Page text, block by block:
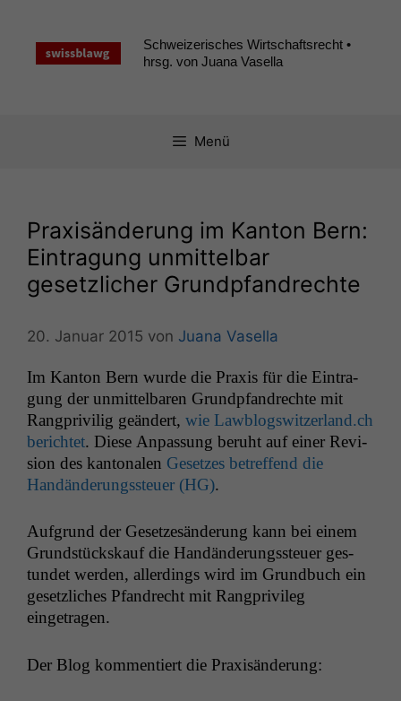
springen
Schweizerisches Wirtschaftsrecht •
hrsg. von Juana Vasella
Menü
Praxisänderung im Kanton Bern:
Eintragung unmittelbar
gesetzlicher Grundpfandrechte
20. Januar 2015 von Juana Vasella
Im Kan­ton Bern wurde die Prax­is für die Ein­tra­
gung der unmit­tel­baren Grundp­fan­drechte mit
Rang­priv­ilig geän­dert, wie Lawblogswitzerland.ch
berichtet. Diese Anpas­sung beruht auf ein­er Revi­
sion des kan­tonalen Geset­zes betr­e­f­fend die
Handän­derungss­teuer (HG).
Auf­grund der Geset­zesän­derung kann bei einem
Grund­stück­skauf die Handän­derungss­teuer ges­
tun­det wer­den, allerd­ings wird im Grund­buch ein
geset­zlich­es Pfan­drecht mit Rang­priv­i­leg
eingetragen.
Der Blog kom­men­tiert die Praxisänderung: